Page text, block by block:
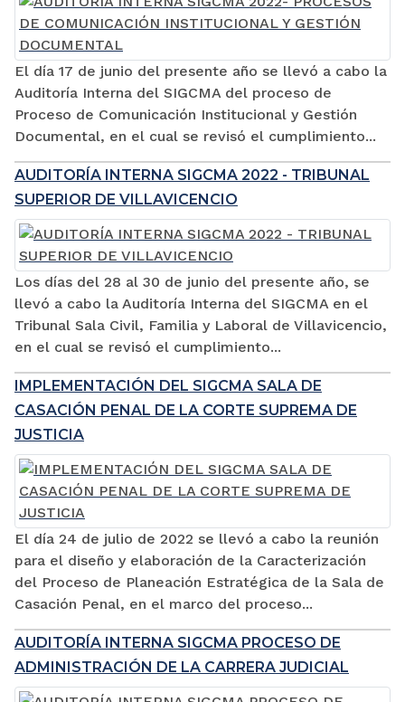
El día 17 de junio del presente año se llevó a cabo la
Auditoría Interna del SIGCMA del proceso de
Proceso de Comunicación Institucional y Gestión
Documental, en el cual se revisó el cumplimiento...
AUDITORÍA INTERNA SIGCMA 2022 - TRIBUNAL
SUPERIOR DE VILLAVICENCIO
Los días del 28 al 30 de junio del presente año, se
llevó a cabo la Auditoría Interna del SIGCMA en el
Tribunal Sala Civil, Familia y Laboral de Villavicencio,
en el cual se revisó el cumplimiento...
IMPLEMENTACIÓN DEL SIGCMA SALA DE
CASACIÓN PENAL DE LA CORTE SUPREMA DE
JUSTICIA
El día 24 de julio de 2022 se llevó a cabo la reunión
para el diseño y elaboración de la Caracterización
del Proceso de Planeación Estratégica de la Sala de
Casación Penal, en el marco del proceso...
AUDITORÍA INTERNA SIGCMA PROCESO DE
ADMINISTRACIÓN DE LA CARRERA JUDICIAL